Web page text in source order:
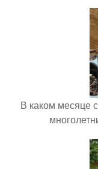
В каком месяце